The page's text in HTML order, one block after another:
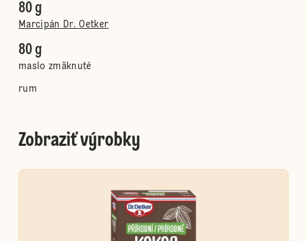
80 g
Marcipán Dr. Oetker
80 g
maslo zmäknuté
rum
Zobraziť výrobky